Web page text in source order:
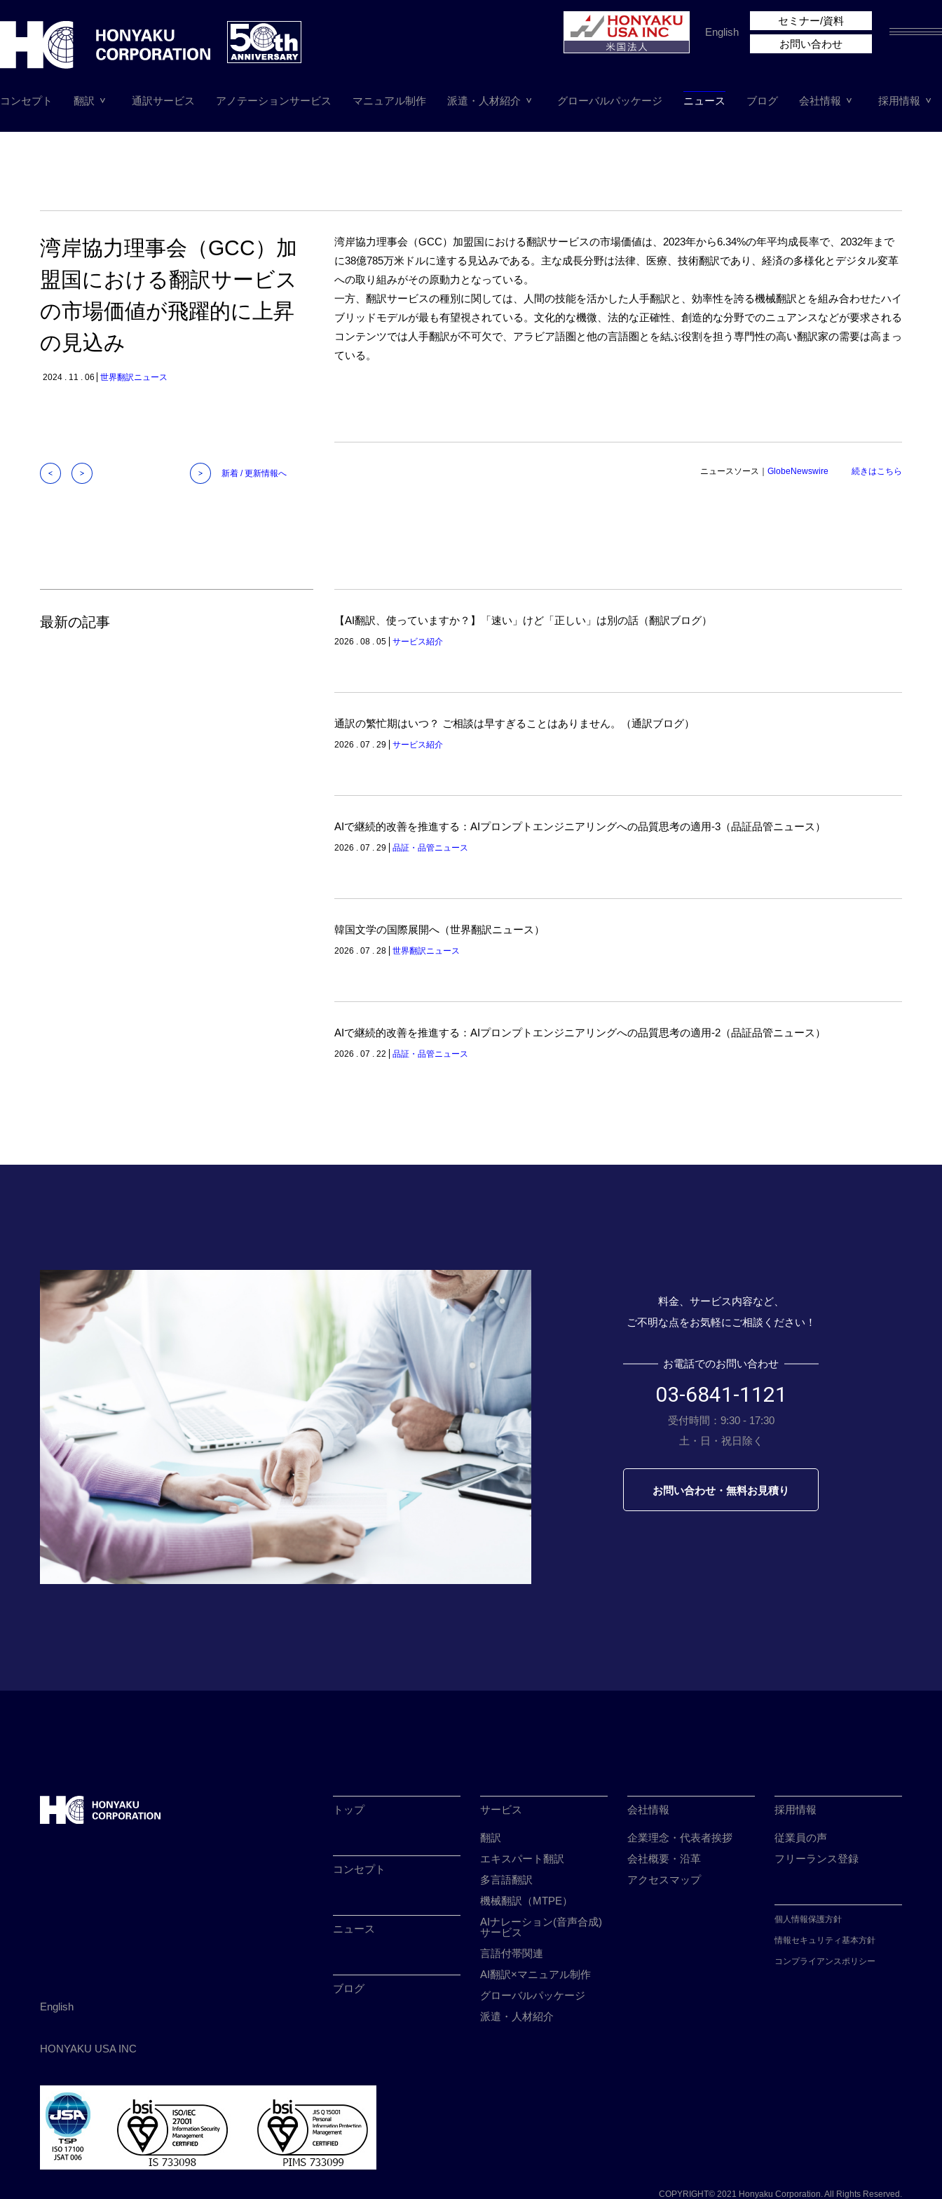
コンセプト 翻訳 通訳サービス アノテーションサービス マニュアル制作 派遣・人材紹介 グローバルパッケージ ニュース ブログ 会社情報 採用情報
English
セミナー/資料
お問い合わせ
湾岸協力理事会（GCC）加
盟国における翻訳サービス
の市場価値が飛躍的に上昇
の見込み
2024 . 11 . 06 世界翻訳ニュース
湾岸協力理事会（GCC）加盟国における翻訳サービスの市場価値は、2023年から6.34%の年平均成長率で、2032年まで
に38億785万米ドルに達する見込みである。主な成長分野は法律、医療、技術翻訳であり、経済の多様化とデジタル変革
への取り組みがその原動力となっている。
一方、翻訳サービスの種別に関しては、人間の技能を活かした人手翻訳と、効率性を誇る機械翻訳とを組み合わせたハイ
ブリッドモデルが最も有望視されている。文化的な機微、法的な正確性、創造的な分野でのニュアンスなどが要求される
コンテンツでは人手翻訳が不可欠で、アラビア語圏と他の言語圏とを結ぶ役割を担う専門性の高い翻訳家の需要は高まっ
ている。
新着 / 更新情報へ ニュースソース｜ GlobeNewswire 続きはこちら
最新の記事 【AI翻訳、使っていますか？】「速い」けど「正しい」は別の話（翻訳ブログ）
2026 . 08 . 05 サービス紹介
通訳の繁忙期はいつ？ ご相談は早すぎることはありません。（通訳ブログ）
2026 . 07 . 29 サービス紹介
AIで継続的改善を推進する：AIプロンプトエンジニアリングへの品質思考の適用-3（品証品管ニュース）
2026 . 07 . 29 品証・品管ニュース
韓国文学の国際展開へ（世界翻訳ニュース）
2026 . 07 . 28 世界翻訳ニュース
AIで継続的改善を推進する：AIプロンプトエンジニアリングへの品質思考の適用-2（品証品管ニュース）
2026 . 07 . 22 品証・品管ニュース
料金、サービス内容など、
ご不明な点をお気軽にご相談ください！
お電話でのお問い合わせ
03-6841-1121
受付時間：9:30 - 17:30
土・日・祝日除く
お問い合わせ・無料お見積り
トップ
コンセプト
ニュース
ブログ
サービス
翻訳
エキスパート翻訳
多言語翻訳
機械翻訳（MTPE）
AIナレーション(音声合成)
サービス
言語付帯関連
AI翻訳×マニュアル制作
グローバルパッケージ
派遣・人材紹介
会社情報
企業理念・代表者挨拶
会社概要・沿革
アクセスマップ
採用情報
従業員の声
フリーランス登録
個人情報保護方針
情報セキュリティ基本方針
コンプライアンスポリシー
English
HONYAKU USA INC
COPYRIGHT© 2021 Honyaku Corporation. All Rights Reserved.